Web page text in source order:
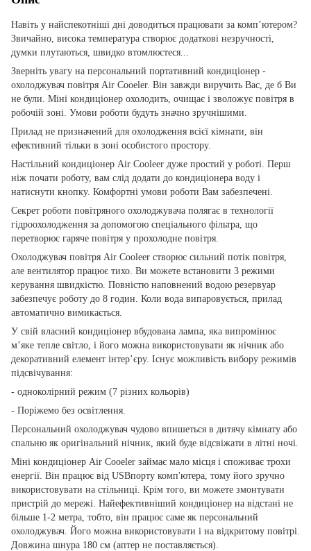
Навіть у найспекотніші дні доводиться працювати за комп’ютером?
Звичайно, висока температура створює додаткові незручності,
думки плутаються, швидко втомлюєтеся...
Зверніть увагу на персональний портативний кондиціонер -
охолоджувач повітря Air Cooeler. Він завжди виручить Вас, де б Ви
не були. Міні кондиціонер охолодить, очищає і зволожує повітря в
робочій зоні. Умови роботи будуть значно зручнішими.
Прилад не призначений для охолодження всієї кімнати, він
ефективний тільки в зоні особистого простору.
Настільний кондиціонер Air Cooleer дуже простий у роботі. Перш
ніж почати роботу, вам слід додати до кондиціонера воду і
натиснути кнопку. Комфортні умови роботи Вам забезпечені.
Секрет роботи повітряного охолоджувача полягає в технології
гідроохолодження за допомогою спеціального фільтра, що
перетворює гаряче повітря у прохолодне повітря.
Охолоджувач повітря Air Cooleer створює сильний потік повітря,
але вентилятор працює тихо. Ви можете встановити 3 режими
керування швидкістю. Повністю наповнений водою резервуар
забезпечує роботу до 8 годин. Коли вода випаровується, прилад
автоматично вимикається.
У свій власний кондиціонер вбудована лампа, яка випромінює
м’яке тепле світло, і його можна використовувати як нічник або
декоративний елемент інтер’єру. Існує можливість вибору режимів
підсвічування:
- одноколірний режим (7 різних кольорів)
- Поріжемо без освітлення.
Персональний охолоджувач чудово впишеться в дитячу кімнату або
спальню як оригінальний нічник, який буде відсвіжати в літні ночі.
Міні кондиціонер Air Cooeler займає мало місця і споживає трохи
енергії. Він працює від USBпорту комп'ютера, тому його зручно
використовувати на стільниці. Крім того, ви можете змонтувати
пристрій до мережі. Найефективніший кондиціонер на відстані не
більше 1-2 метра, тобто, він працює саме як персональний
охолоджувач. Його можна використовувати і на відкритому повітрі.
Довжина шнура 180 см (аптер не поставляється).